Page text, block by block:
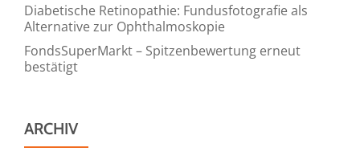
Diabetische Retinopathie: Fundusfotografie als
Alternative zur Ophthalmoskopie
FondsSuperMarkt – Spitzenbewertung erneut
bestätigt
ARCHIV